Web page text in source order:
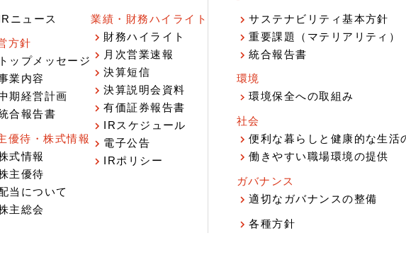
ニュース
方針
トップメッセージ
業内容
期経営計画
合報告書
優待・株式情報
式情報
主優待
当について
主総会
業績・財務ハイライト
財務ハイライト
月次営業速報
決算短信
決算説明会資料
有価証券報告書
IRスケジュール
電子公告
IRポリシー
サステナビリティ基本方針
重要課題（マテリアリティ）
統合報告書
環境
環境保全への取組み
社会
便利な暮らしと健康的な生活
働きやすい職場環境の提供
ガバナンス
適切なガバナンスの整備
各種方針